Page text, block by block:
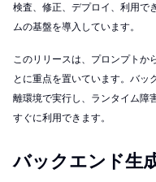
検査、修正、デプロイ、利用で
ムの基盤を導入しています。
このリリースは、プロンプトか
とに重点を置いています。バッ
離環境で実行し、ランタイム障
すぐに利用できます。
バックエンド生